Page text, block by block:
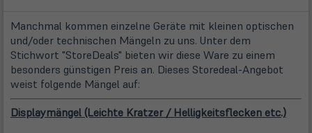
Manchmal kommen einzelne Geräte mit kleinen optischen
und/oder technischen Mängeln zu uns. Unter dem
Stichwort "StoreDeals" bieten wir diese Ware zu einem
besonders günstigen Preis an. Dieses Storedeal-Angebot
weist folgende Mängel auf:
Displaymängel (Leichte Kratzer / Helligkeitsflecken etc.)